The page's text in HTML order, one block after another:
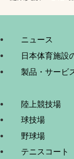
ニュース
日本体育施設
製品・サービ
陸上競技場
球技場
野球場
テニスコート